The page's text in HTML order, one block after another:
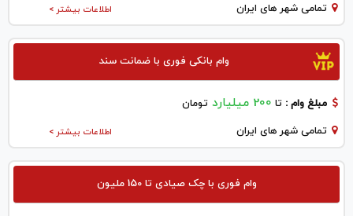
اطلاعات بیشتر > تمامی شهر های ایران
وام بانکی فوری با ضمانت سند
مبلغ وام : تا 200 میلیارد تومان
اطلاعات بیشتر > تمامی شهر های ایران
وام فوری با چک صیادی تا 150 ملیون